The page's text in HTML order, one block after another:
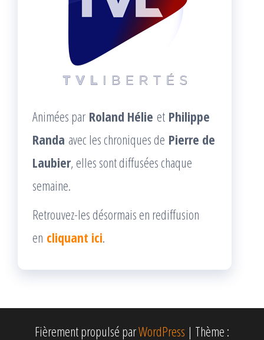
Animées par Roland Hélie et Philippe
Randa avec les chroniques de Pierre de
Laubier, elles sont diffusées chaque
semaine.
Retrouvez-les désormais en rediffusion
en cliquant ici.
Fièrement propulsé parWordPress | Thème :